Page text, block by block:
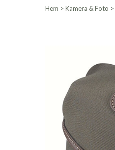
Hem > Kamera & Foto >